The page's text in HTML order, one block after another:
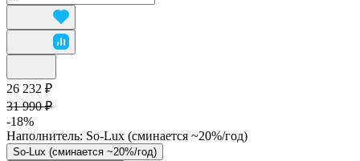
26 232 ₽
31 990 ₽
-18%
Наполнитель: So-Lux (cминается ~20%/год)
So-Lux (cминается ~20%/год)